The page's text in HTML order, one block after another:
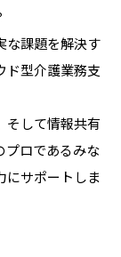
な課題を解決す
ド型介護業務支
そして情報共有
プロであるみな
にサポートしま